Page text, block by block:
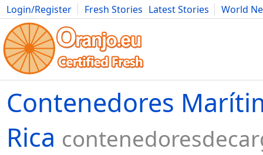
Login/Register Fresh Stories Latest Stories
World
Movies Anime Music Art Cars Advice Science
Contenedores
Rica